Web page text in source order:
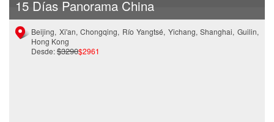
15 Días Panorama China
Beijing, Xi'an, Chongqing, Río Yangtsé, Yichang, Shanghai, Guilin,
Hong Kong
Desde:$3290$2961